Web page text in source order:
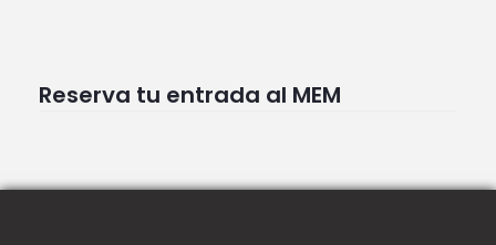
Reserva tu entrada al MEM